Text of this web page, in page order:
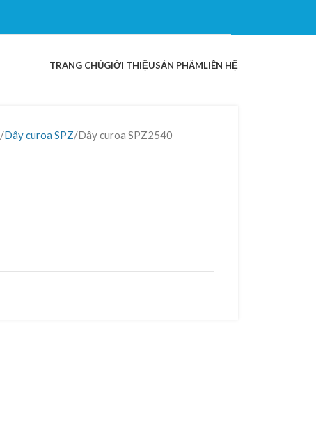
TRANG CHỦGIỚI THIỆUSẢN PHẨMLIÊN HỆ
Dây curoa SPZ Dây curoa SPZ2540